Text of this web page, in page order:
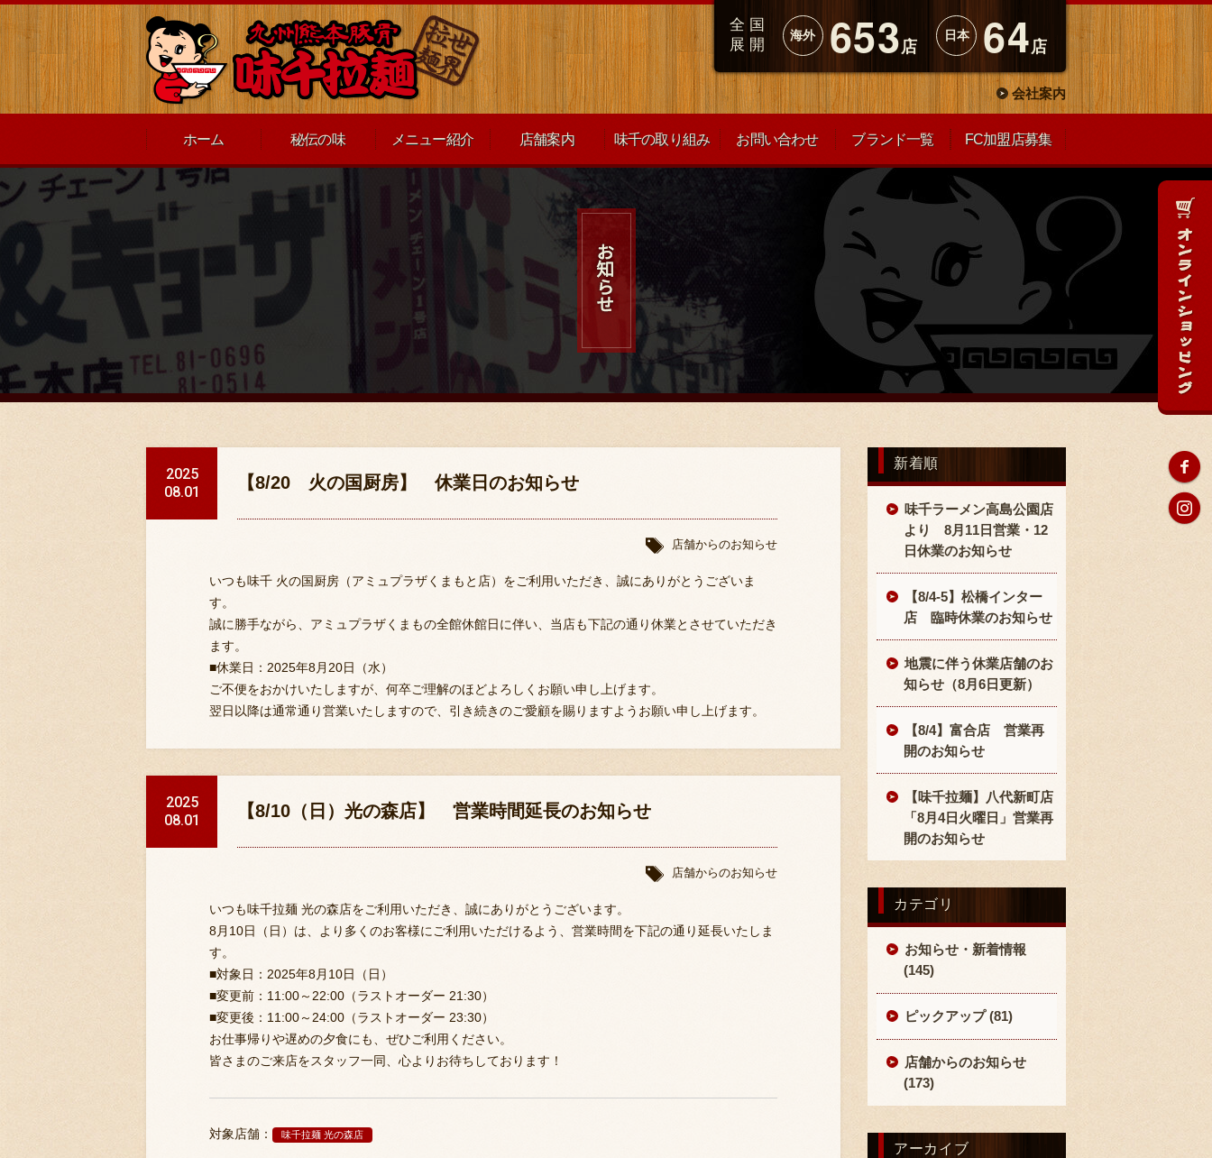
全国
展開
海外 653店
日本 64店
会社案内
ホーム 秘伝の味 メニュー紹介 店舗案内 味千の取り組み お問い合わせ ブランド一覧 FC加盟店募集
2025
08.01
【8/20 火の国厨房】 休業日のお知らせ
店舗からのお知らせ
いつも味千 火の国厨房（アミュプラザくまもと店）をご利用いただき、誠にありがとうございま
す。
誠に勝手ながら、アミュプラザくまもの全館休館日に伴い、当店も下記の通り休業とさせていただき
ます。
■休業日：2025年8月20日（水）
ご不便をおかけいたしますが、何卒ご理解のほどよろしくお願い申し上げます。
翌日以降は通常通り営業いたしますので、引き続きのご愛顧を賜りますようお願い申し上げます。
2025
08.01
【8/10（日）光の森店】 営業時間延長のお知らせ
店舗からのお知らせ
いつも味千拉麺 光の森店をご利用いただき、誠にありがとうございます。
8月10日（日）は、より多くのお客様にご利用いただけるよう、営業時間を下記の通り延長いたしま
す。
■対象日：2025年8月10日（日）
■変更前：11:00～22:00（ラストオーダー 21:30）
■変更後：11:00～24:00（ラストオーダー 23:30）
お仕事帰りや遅めの夕食にも、ぜひご利用ください。
皆さまのご来店をスタッフ一同、心よりお待ちしております！
対象店舗： 味千拉麺 光の森店
新着順
味千ラーメン高島公園店
より 8月11日営業・12
日休業のお知らせ
【8/4-5】松橋インター
店 臨時休業のお知らせ
地震に伴う休業店舗のお
知らせ（8月6日更新）
【8/4】富合店 営業再
開のお知らせ
【味千拉麺】八代新町店
「8月4日火曜日」営業再
開のお知らせ
カテゴリ
お知らせ・新着情報
(145)
ピックアップ (81)
店舗からのお知らせ
(173)
アーカイブ